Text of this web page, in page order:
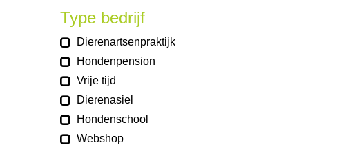
Type bedrijf
Dierenartsenpraktijk
Hondenpension
Vrije tijd
Dierenasiel
Hondenschool
Webshop